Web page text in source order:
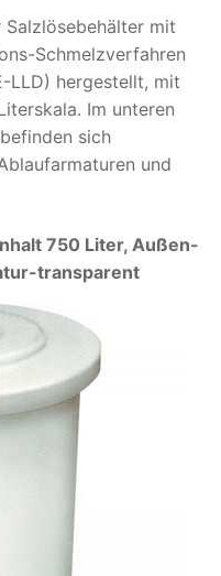
mit
Schmelzverfahren
LLD) hergestellt, mit
Im unteren
sich
und
750 Liter, Außen-
transparent